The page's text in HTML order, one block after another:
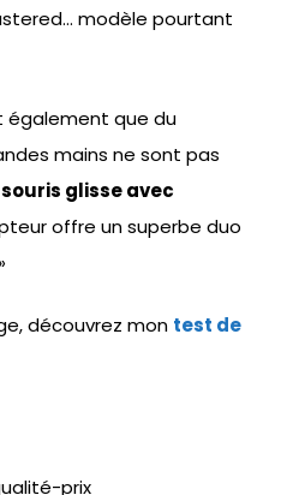
modèle pourtant
également que du
mains ne sont pas
glisse avec
offre un superbe duo
»
découvrez mon test de
prix